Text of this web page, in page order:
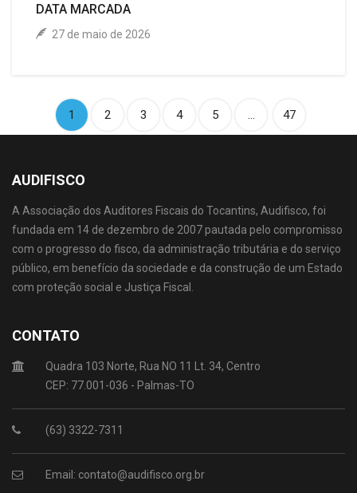
DATA MARCADA
27 de maio de 2026
1 2 3 4 5 ... 47
AUDIFISCO
A Associação dos Auditores Fiscais do Tocantins, Audifisco, foi
fundada em 14 de dezembro de 2007 pautada pelo compromisso
com o progresso do fisco, da administração tributária e do serviço
público, em benefício da sociedade e da construção de um Estado
com proteção social e Justiça Fiscal.
CONTATO
Quadra 103 Norte, Rua NO 11 Lt. 34, Centro
CEP: 77.001-036 - Palmas-TO
(63) 3322-7311
Email: contato@audifisco.org.br